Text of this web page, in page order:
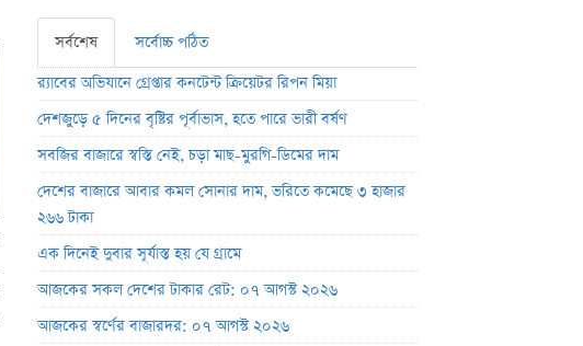
সর্বশেষ
সর্বোচ্চ পঠিত
র‍্যাবের অভিযানে গ্রেপ্তার কনটেন্ট ক্রিয়েটর রিপন মিয়া
দেশজুড়ে ৫ দিনের বৃষ্টির পূর্বাভাস, হতে পারে ভারী বর্ষণ
সবজির বাজারে স্বস্তি নেই, চড়া মাছ-মুরগি-ডিমের দাম
দেশের বাজারে আবার কমল সোনার দাম, ভরিতে কমেছে ৩ হাজার
২৬৬ টাকা
এক দিনেই দুবার সূর্যাস্ত হয় যে গ্রামে
আজকের সকল দেশের টাকার রেট: ০৭ আগস্ট ২০২৬
আজকের স্বর্ণের বাজারদর: ০৭ আগস্ট ২০২৬